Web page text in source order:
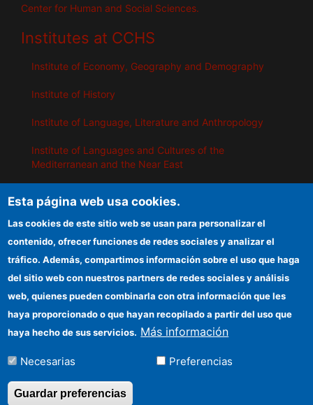
Center for Human and Social Sciences.
Institutes at CCHS
Institute of Economy, Geography and Demography
Institute of History
Institute of Language, Literature and Anthropology
Institute of Languages ​​and Cultures of the
Mediterranean and the Near East
Institute of Public Policies and Goods
IEGD
CSIC Electronic Office
Funding entities
Information for providers
Location
Esta página web usa cookies.
Las cookies de este sitio web se usan para personalizar el
contenido, ofrecer funciones de redes sociales y analizar el
tráfico. Además, compartimos información sobre el uso que haga
del sitio web con nuestros partners de redes sociales y análisis
web, quienes pueden combinarla con otra información que les
haya proporcionado o que hayan recopilado a partir del uso que
haya hecho de sus servicios. Más información
Necesarias Preferencias
Guardar preferencias